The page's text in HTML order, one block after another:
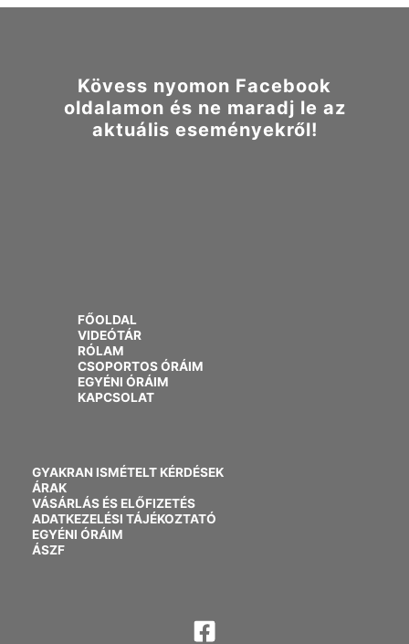
Kövess nyomon Facebook
oldalamon és ne maradj le az
aktuális eseményekről!
FŐOLDAL
VIDEÓTÁR
RÓLAM
CSOPORTOS ÓRÁIM
EGYÉNI ÓRÁIM
KAPCSOLAT
GYAKRAN ISMÉTELT KÉRDÉSEK
ÁRAK
VÁSÁRLÁS ÉS ELŐFIZETÉS
ADATKEZELÉSI TÁJÉKOZTATÓ
EGYÉNI ÓRÁIM
ÁSZF